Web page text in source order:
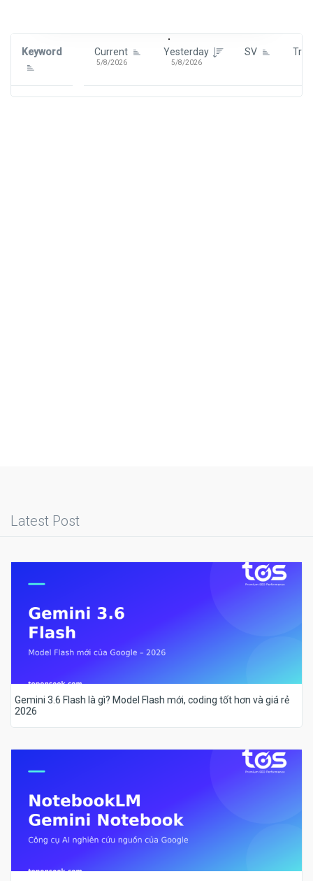
Keyword Current
5/8/2026
Yesterday
5/8/2026
SV
Latest Post
Gemini 3.6 Flash là gì? Model Flash mới, coding tốt hơn và giá rẻ
2026